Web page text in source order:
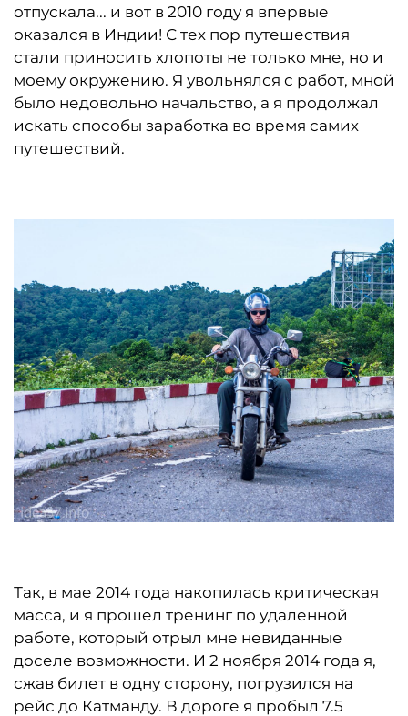
отпускала... и вот в 2010 году я впервые
оказался в Индии! С тех пор путешествия
стали приносить хлопоты не только мне, но и
моему окружению. Я увольнялся с работ, мной
было недовольно начальство, а я продолжал
искать способы заработка во время самих
путешествий.
Так, в мае 2014 года накопилась критическая
масса, и я прошел тренинг по удаленной
работе, который отрыл мне невиданные
доселе возможности. И 2 ноября 2014 года я,
сжав билет в одну сторону, погрузился на
рейс до Катманду. В дороге я пробыл 7.5